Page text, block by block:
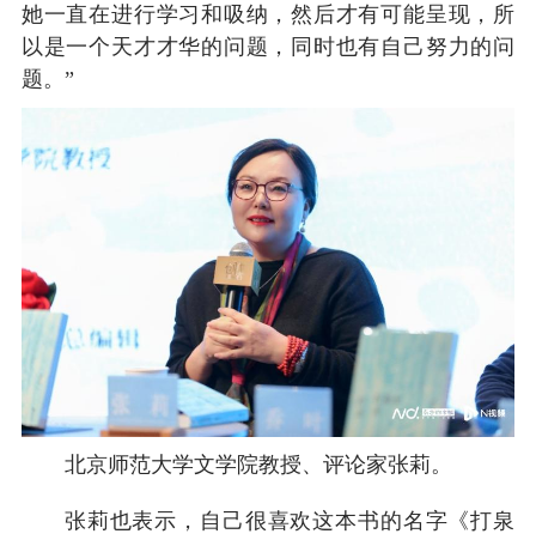
她一直在进行学习和吸纳，然后才有可能呈现，所
以是一个天才才华的问题，同时也有自己努力的问
题。”
北京师范大学文学院教授、评论家张莉。
张莉也表示，自己很喜欢这本书的名字《打泉